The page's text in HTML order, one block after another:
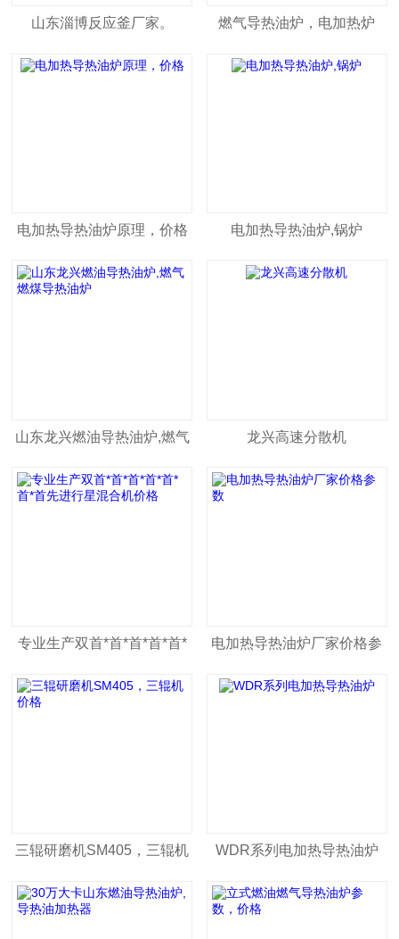
山东淄博反应釜厂家。 燃气导热油炉，电加热炉
电加热导热油炉原理，价格 电加热导热油炉,锅炉
山东龙兴燃油导热油炉,燃气
燃煤导热油炉
龙兴高速分散机
专业生产双首*首*首*首*首*
首*首先进行星混合机价格
电加热导热油炉厂家价格参
数
三辊研磨机SM405，三辊机
价格
WDR系列电加热导热油炉